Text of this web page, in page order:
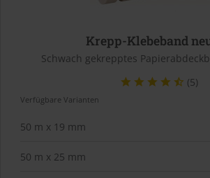
Krepp-Klebeband
Schwach gekrepptes
(5)
Verfügbare Varianten
50 m x 19 mm
50 m x 25 mm